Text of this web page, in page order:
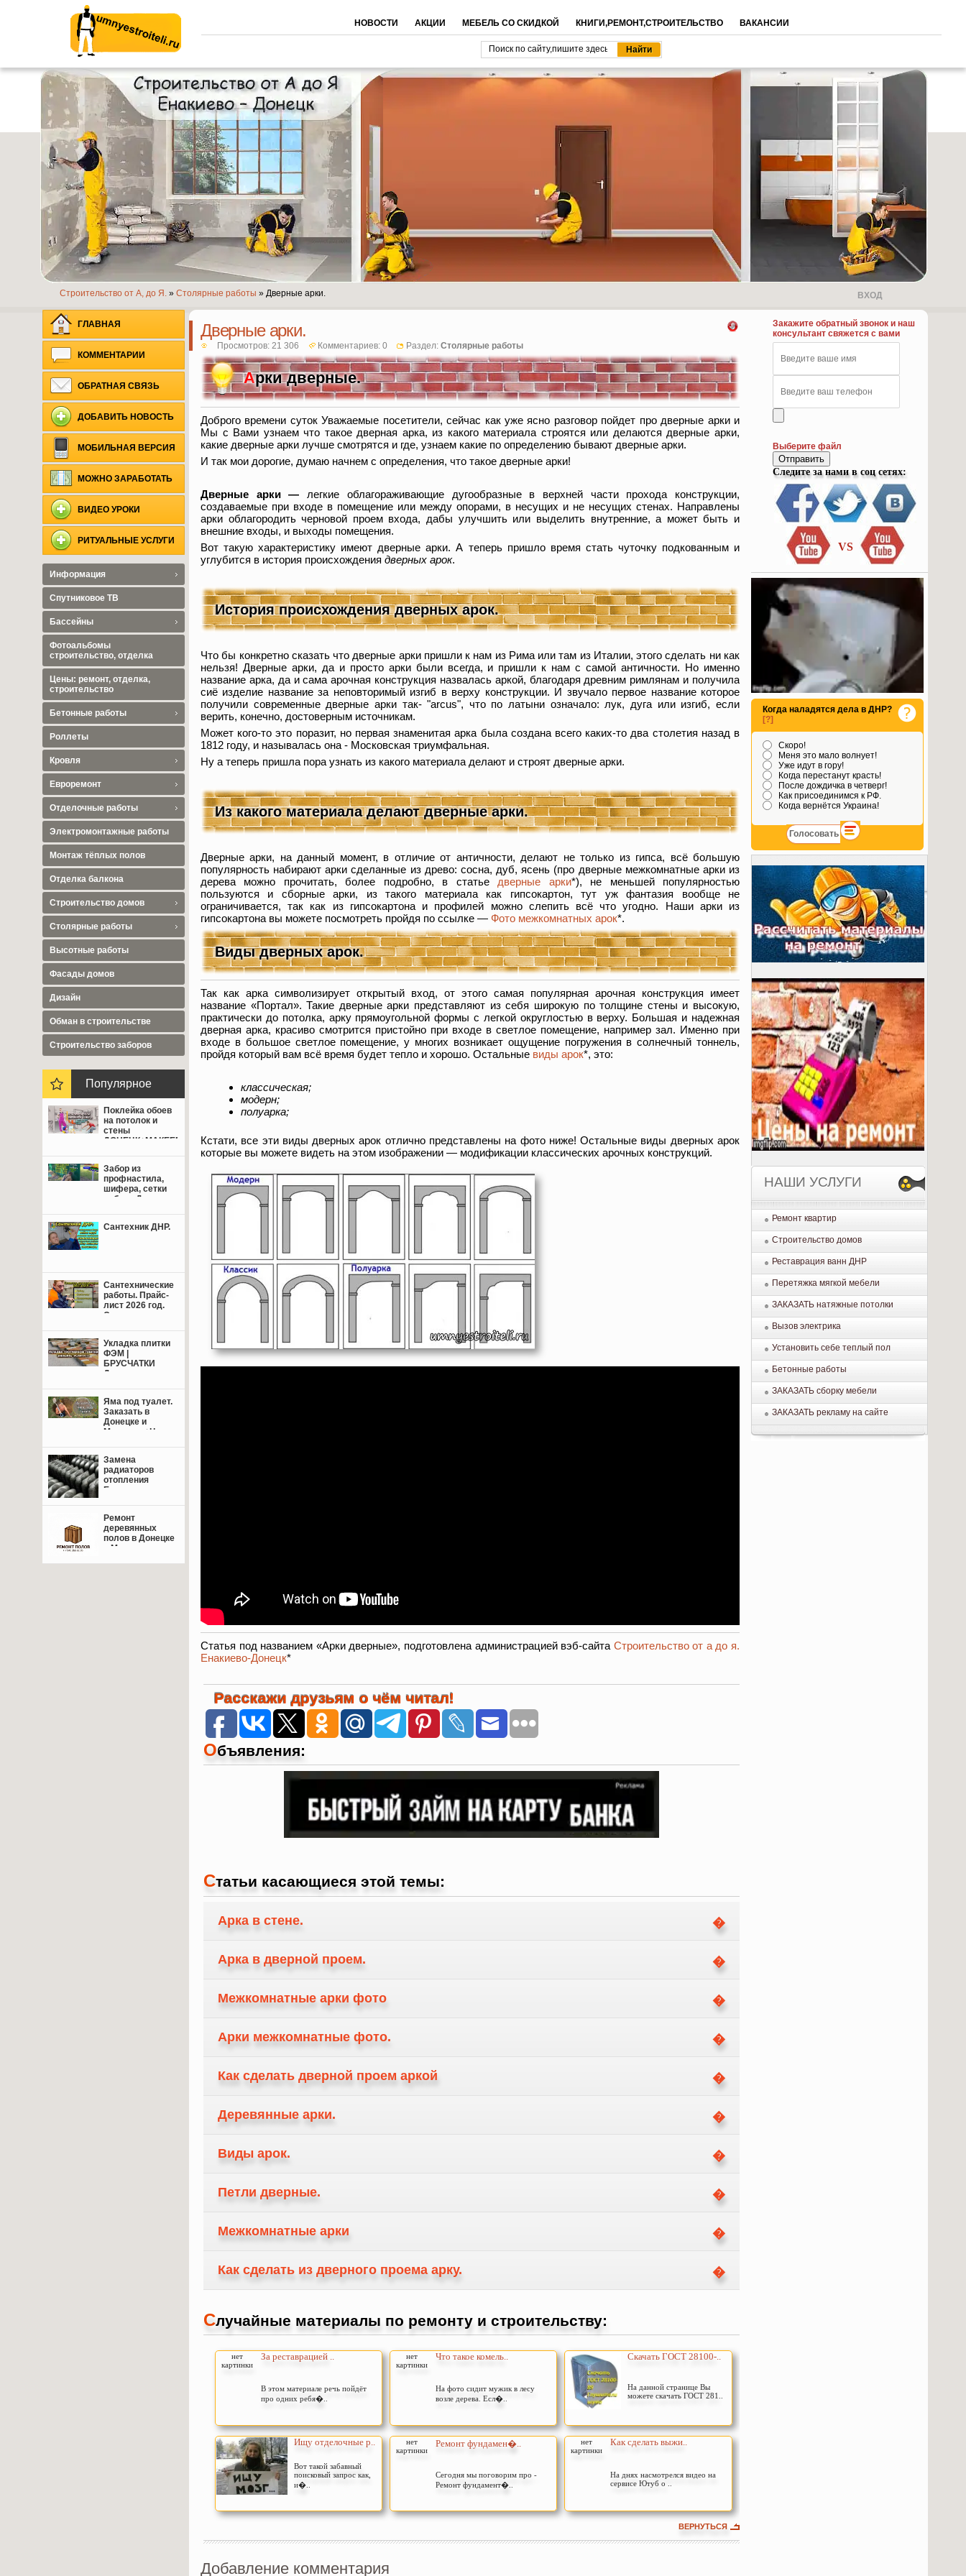
Умные строители.ру
НОВОСТИ АКЦИИ МЕБЕЛЬ СО СКИДКОЙ КНИГИ,РЕМОНТ,СТРОИТЕЛЬСТВО ВАКАНСИИ
Строительство от А, до Я. » Столярные работы » Дверные арки. ВХОД
Дверные арки.
Просмотров: 21 306 Комментариев: 0 Раздел: Столярные работы
Арки дверные.
Доброго времени суток Уважаемые посетители, сейчас как уже ясно разговор пойдет про дверные арки и
Мы с Вами узнаем что такое дверная арка, из какого материала строятся или делаются дверные арки,
какие дверные арки лучше смотрятся и где, узнаем какие по определению бывают дверные арки.
И так мои дорогие, думаю начнем с определения, что такое дверные арки!
Дверные арки — легкие облагораживающие дугообразные в верхней части прохода конструкции,
создаваемые при входе в помещение или между опорами, в несущих и не несущих стенах. Направлены
арки облагородить черновой проем входа, дабы улучшить или выделить внутренние, а может быть и
внешние входы, и выходы помещения.
Вот такую характеристику имеют дверные арки. А теперь пришло время стать чуточку подкованным и
углубится в история происхождения дверных арок.
История происхождения дверных арок.
Что бы конкретно сказать что дверные арки пришли к нам из Рима или там из Италии, этого сделать ни как
нельзя! Дверные арки, да и просто арки были всегда, и пришли к нам с самой античности. Но именно
название арка, да и сама арочная конструкция назвалась аркой, благодаря древним римлянам и получила
сиё изделие название за неповторимый изгиб в верху конструкции. И звучало первое название которое
получили современные дверные арки так- "arcus", что по латыни означало: лук, дуга или изгиб, если
верить, конечно, достоверным источникам.
Может кого-то это поразит, но первая знаменитая арка была создана всего каких-то два столетия назад в
1812 году, и называлась она - Московская триумфальная.
Ну а теперь пришла пора узнать из какого материала делают и строят дверные арки.
Из какого материала делают дверные арки.
Дверные арки, на данный момент, в отличие от античности, делают не только из гипса, всё большую
популярность набирают арки сделанные из древо: сосна, дуб, ясень (про дверные межкомнатные арки из
дерева можно прочитать, более подробно, в статье дверные арки*), не меньшей популярностью
пользуются и сборные арки, из такого материала как гипсокартон, тут уж фантазия вообще не
ограничивается, так как из гипсокартона и профилей можно слепить всё что угодно. Наши арки из
гипсокартона вы можете посмотреть пройдя по ссылке — Фото межкомнатных арок*.
Виды дверных арок.
Так как арка символизирует открытый вход, от этого самая популярная арочная конструкция имеет
название «Портал». Такие дверные арки представляют из себя широкую по толщине стены и высокую,
практически до потолка, арку прямоугольной формы с легкой округлостью в верху. Большая и надежная
дверная арка, красиво смотрится пристойно при входе в светлое помещение, например зал. Именно при
входе в большое светлое помещение, у многих возникает ощущение погружения в солнечный тоннель,
пройдя который вам всё время будет тепло и хорошо. Остальные виды арок*, это:
классическая;
модерн;
полуарка;
Кстати, все эти виды дверных арок отлично представлены на фото ниже! Остальные виды дверных арок
которые вы можете видеть на этом изображении — модификации классических арочных конструкций.
Статья под названием «Арки дверные», подготовлена администрацией вэб-сайта Строительство от а до я.
Енакиево-Донецк*
Расскажи друзьям о чём читал!
Объявления:
Статьи касающиеся этой темы:
Арка в стене.
Арка в дверной проем.
Межкомнатные арки фото
Арки межкомнатные фото.
Как сделать дверной проем аркой
Деревянные арки.
Виды арок.
Петли дверные.
Межкомнатные арки
Как сделать из дверного проема арку.
Случайные материалы по ремонту и строительству:
нет
картинки
За реставрацией ..
В этом материале речь пойдёт
про одних ребя�..
нет
картинки
Что такое комель..
На фото сидит мужик в лесу
возле дерева. Есл�..
Скачать ГОСТ 28100-..
На данной странице Вы
можете скачать ГОСТ 281..
Ищу отделочные р..
Вот такой забавный
поисковый запрос как,
и�..
нет
картинки
Ремонт фундамен�..
Сегодня мы поговорим про -
Ремонт фундамент�..
нет
картинки
Как сделать выжи..
На днях насмотрелся видео на
сервисе Ютуб о ..
ВЕРНУТЬСЯ
Добавление комментария
Закажите обратный звонок и наш
консультант свяжется с вами
Выберите файл
Отправить
Следите за нами в соц сетях:
VS
Когда наладятся дела в ДНР?
[?]
Скоро!
Меня это мало волнует!
Уже идут в гору!
Когда перестанут красть!
После дождичка в четверг!
Как присоединимся к РФ.
Когда вернётся Украина!
НАШИ УСЛУГИ
Ремонт квартир
Строительство домов
Реставрация ванн ДНР
Перетяжка мягкой мебели
ЗАКАЗАТЬ натяжные потолки
Вызов электрика
Установить себе теплый пол
Бетонные работы
ЗАКАЗАТЬ сборку мебели
ЗАКАЗАТЬ рекламу на сайте
ГЛАВНАЯ
КОММЕНТАРИИ
ОБРАТНАЯ СВЯЗЬ
ДОБАВИТЬ НОВОСТЬ
МОБИЛЬНАЯ ВЕРСИЯ
МОЖНО ЗАРАБОТАТЬ
ВИДЕО УРОКИ
РИТУАЛЬНЫЕ УСЛУГИ
Информация
Спутниковое ТВ
Бассейны
Фотоальбомы
строительство, отделка
Цены: ремонт, отделка,
строительство
Бетонные работы
Роллеты
Кровля
Евроремонт
Отделочные работы
Электромонтажные работы
Монтаж тёплых полов
Отделка балкона
Строительство домов
Столярные работы
Высотные работы
Фасады домов
Дизайн
Обман в строительстве
Cтроительство заборов
Популярное
Поклейка обоев
на потолок и
стены
ДОНЕЦК+МАКЕЕВКА
Забор из
профнастила,
шифера, сетки
рабица Донецк,
Сантехник ДНР.
Сантехнические
работы. Прайс-
лист 2026 год.
Свежие цены.
Укладка плитки
ФЭМ |
БРУСЧАТКИ
Донецк,
Яма под туалет.
Заказать в
Донецке и
Макеевке+Цены.
Замена
радиаторов
отопления
Енакиево,
Ремонт
деревянных
полов в Донецке
и Макеевке: от